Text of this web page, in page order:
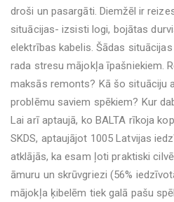
droši un pasargāti. Diemžēl ir
situācijas- izsisti logi, bojātas
elektrības kabelis. Šādas
rada stresu mājokļa īpašniekiem.
maksās remonts? Kā šo situāciju
problēmu saviem spēkiem? Kur
Lai arī aptaujā, ko BALTA rīkoja
SKDS, aptaujājot 1005 Latvijas
atklājās, ka esam ļoti praktiski
āmuru un skrūvgriezi (56%
mājokļa ķibelēm tiek galā pašu